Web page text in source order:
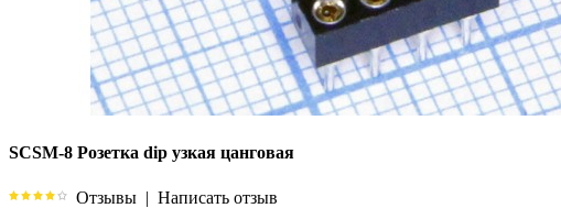
SCSM-8 Розетка dip узкая цанговая
Отзывы | Написать отзыв